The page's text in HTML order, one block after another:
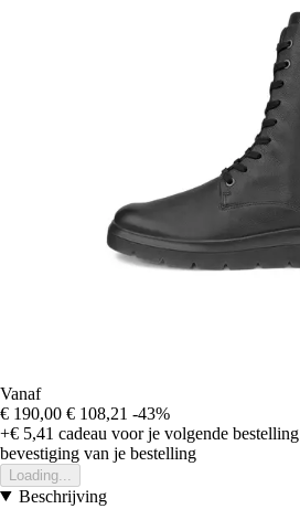
Vanaf
€ 190,00 € 108,21 -43%
+€ 5,41 cadeau voor je volgende bestelling
bevestiging van je bestelling
Loading...
Beschrijving